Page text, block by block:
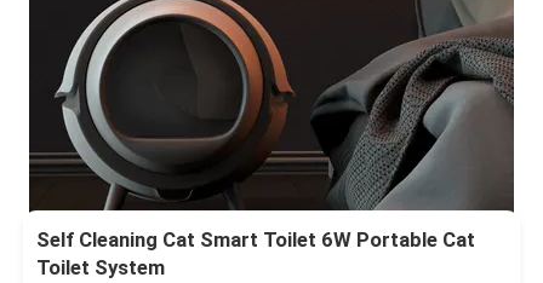
Self Cleaning Cat Smart Toilet 6W Portable Cat
Toilet System